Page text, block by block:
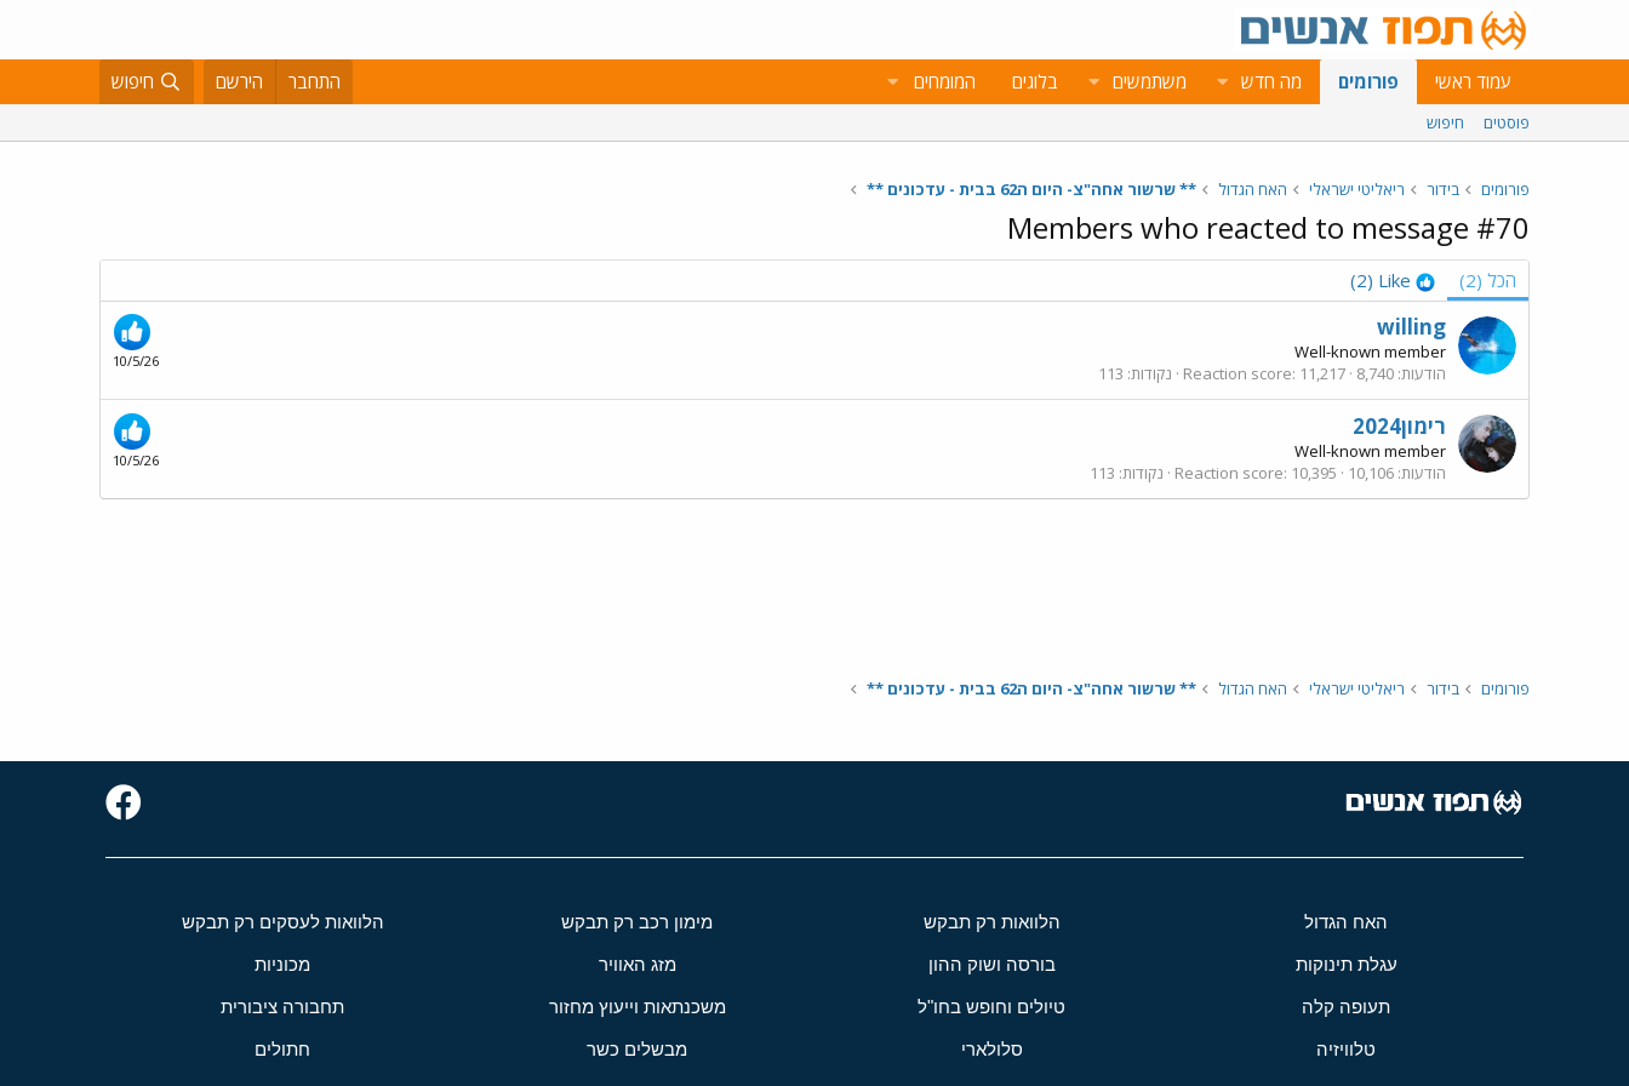
עמוד ראשי פורומים מה חדש משתמשים בלוגים המומחים התחבר הירשם חיפוש
פוסטים חיפוש
פורומים בידור ריאליטי ישראלי האח הגדול ** שרשור אחה"צ- היום ה62 בבית - עדכונים **
Members who reacted to message #70
הכל (2)
Like
(2)
10/5/26
willing
Well-known member
הודעות 8,740
Reaction score 11,217 נקודות 113
10/5/26
רימון2024
Well-known member
הודעות 10,106
Reaction score 10,395 נקודות 113
פורומים בידור ריאליטי ישראלי האח הגדול ** שרשור אחה"צ- היום ה62 בבית - עדכונים **
האח הגדול הלוואות רק תבקש מימון רכב רק תבקש הלוואות לעסקים רק תבקש
עגלת תינוקות בורסה ושוק ההון מזג האוויר מכוניות
תעופה קלה טיולים וחופש בחו"ל משכנתאות וייעוץ מחזור תחבורה ציבורית
טלוויזיה סלולארי מבשלים כשר חתולים